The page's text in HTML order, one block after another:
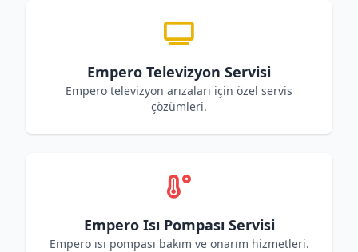
Empero Televizyon Servisi
Empero televizyon arızaları için özel servis
çözümleri.
Empero Isı Pompası Servisi
Empero ısı pompası bakım ve onarım hizmetleri.